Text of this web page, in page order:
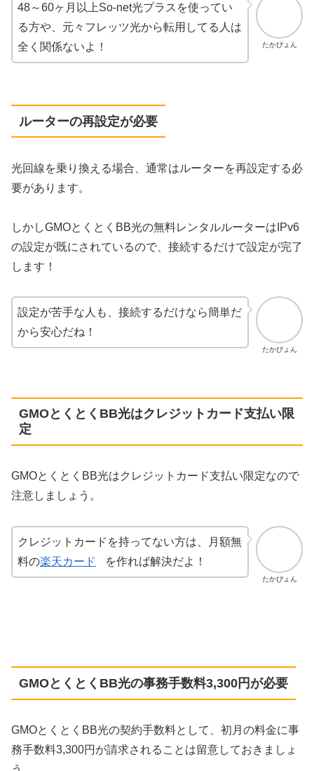
たかぴょん
48～60ヶ月以上So-net光プラスを使ってい
る方や、元々フレッツ光から転用してる人は
全く関係ないよ！
ルーターの再設定が必要
光回線を乗り換える場合、通常はルーターを再設定する必
要があります。
しかしGMOとくとくBB光の無料レンタルルーターはIPv6
の設定が既にされているので、接続するだけで設定が完了
します！
たかぴょん
設定が苦手な人も、接続するだけなら簡単だ
から安心だね！
GMOとくとくBB光はクレジットカード支払い限
定
GMOとくとくBB光はクレジットカード支払い限定なので
注意しましょう。
たかぴょん
クレジットカードを持ってない方は、月額無
料の楽天カード を作れば解決だよ！
GMOとくとくBB光の事務手数料3,300円が必要
GMOとくとくBB光の契約手数料として、初月の料金に事
務手数料3,300円が請求されることは留意しておきましょ